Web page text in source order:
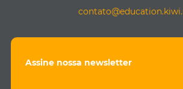
Assine nossa newsletter